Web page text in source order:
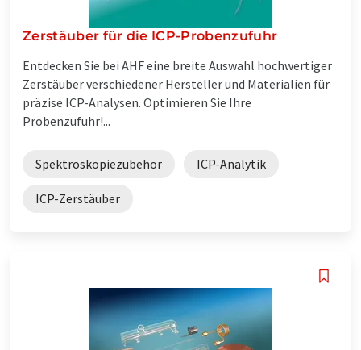
Zerstäuber für die ICP-Probenzufuhr
Entdecken Sie bei AHF eine breite Auswahl hochwertiger
Zerstäuber verschiedener Hersteller und Materialien für
präzise ICP-Analysen. Optimieren Sie Ihre
Probenzufuhr!...
Spektroskopiezubehör ICP-Analytik
ICP-Zerstäuber